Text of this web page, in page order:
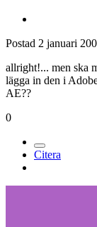
Postad 2 januari
allright!... men ska
lägga in den i
AE??
0
Citera